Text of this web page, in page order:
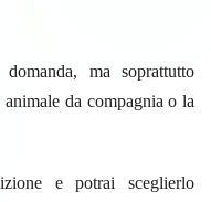
ma soprattutto
da compagnia o la
e potrai sceglierlo